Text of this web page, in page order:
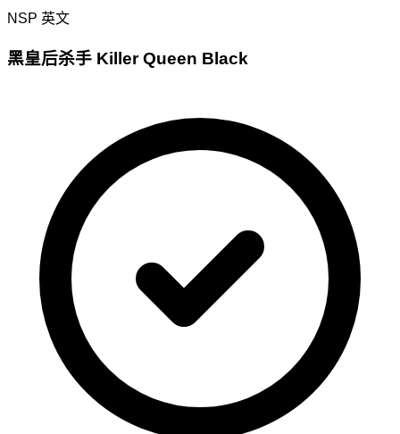
NSP 英文
黑皇后杀手 Killer Queen Black